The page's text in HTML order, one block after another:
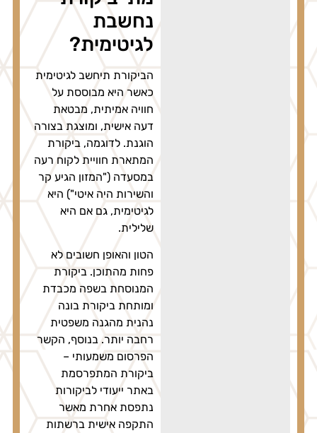
נחשבת
לגיטימית?
הביקורת תיחשב לגיטימית
כאשר היא מבוססת על
חוויה אמיתית, מבטאת
דעה אישית, ומוצגת בצורה
הוגנת. לדוגמה, ביקורת
המתארת חוויית לקוח רעה
במסעדה ("המזון הגיע קר
והשירות היה איטי") היא
לגיטימית, גם אם היא
הטון והאופן חשובים לא
פחות מהתוכן. ביקורת
המנוסחת בשפה מכבדת
ומותחת ביקורת בונה
נהנית מהגנה משפטית
רחבה יותר. בנוסף, הקשר
הפרסום משמעותי –
ביקורת המתפרסמת
באתר ייעודי לביקורות
נתפסת אחרת מאשר
התקפה אישית ברשתות